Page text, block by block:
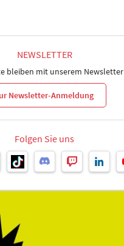
NEWSLETTER
bleiben mit unserem Newsletter
Newsletter-Anmeldung
Folgen Sie uns